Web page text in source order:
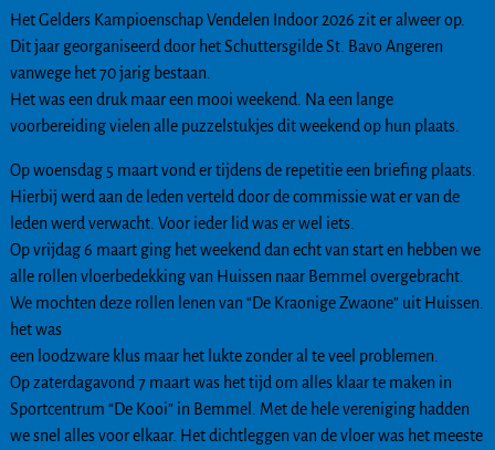
Het Gelders Kampioenschap Vendelen Indoor 2026 zit er alweer op.
Dit jaar georganiseerd door het Schuttersgilde St. Bavo Angeren
vanwege het 70 jarig bestaan.
Het was een druk maar een mooi weekend. Na een lange
voorbereiding vielen alle puzzelstukjes dit weekend op hun plaats.
Op woensdag 5 maart vond er tijdens de repetitie een briefing plaats.
Hierbij werd aan de leden verteld door de commissie wat er van de
leden werd verwacht. Voor ieder lid was er wel iets.
Op vrijdag 6 maart ging het weekend dan echt van start en hebben we
alle rollen vloerbedekking van Huissen naar Bemmel overgebracht.
We mochten deze rollen lenen van “De Kraonige Zwaone” uit Huissen.
het was
een loodzware klus maar het lukte zonder al te veel problemen.
Op zaterdagavond 7 maart was het tijd om alles klaar te maken in
Sportcentrum “De Kooi” in Bemmel. Met de hele vereniging hadden
we snel alles voor elkaar. Het dichtleggen van de vloer was het meeste